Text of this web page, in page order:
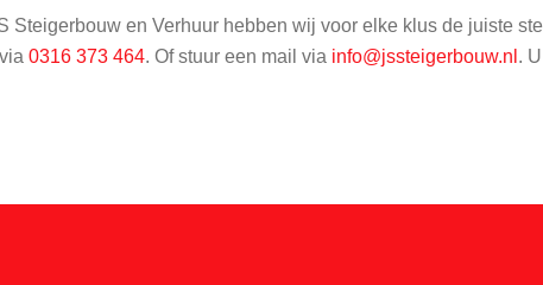
en Verhuur hebben wij voor elke klus de juiste
0316 373 464. Of stuur een mail via info@jssteigerbouw.nl .